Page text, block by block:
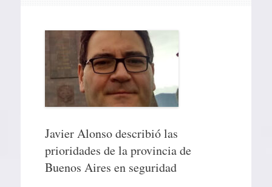
Javier Alonso describió las
prioridades de la provincia de
Buenos Aires en seguridad